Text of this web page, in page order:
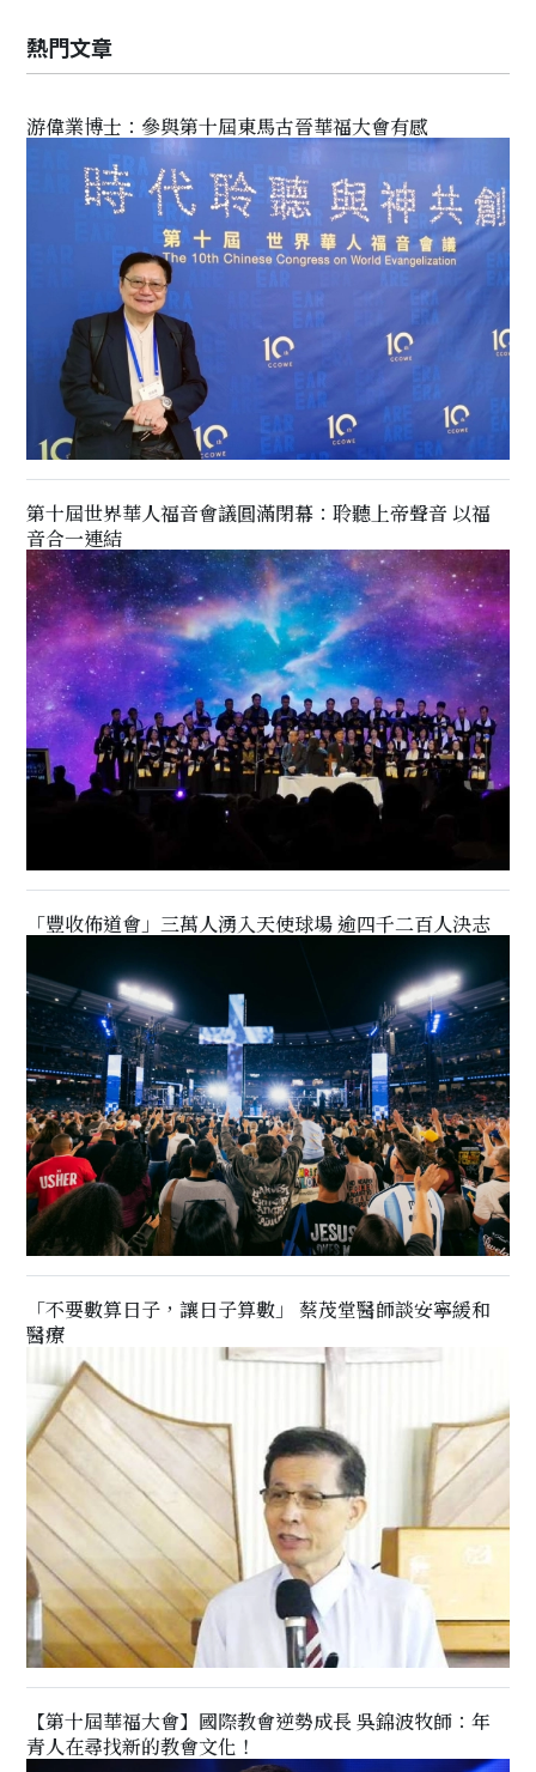
熱門文章
游偉業博士：參與第十屆東馬古晉華福大會有感
第十屆世界華人福音會議圓滿閉幕：聆聽上帝聲音 以福
音合一連結
「豐收佈道會」三萬人湧入天使球場 逾四千二百人決志
「不要數算日子，讓日子算數」 蔡茂堂醫師談安寧緩和
醫療
【第十屆華福大會】國際教會逆勢成長 吳錦波牧師：年
青人在尋找新的教會文化！